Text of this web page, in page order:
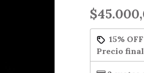
15% OFF
Precio